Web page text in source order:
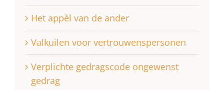
Het appèl van de ander
Valkuilen voor vertrouwenspersonen
Verplichte gedragscode ongewenst
gedrag